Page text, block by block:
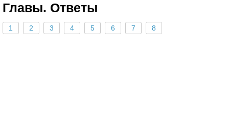
Главы. Ответы
1 2 3 4 5 6 7 8